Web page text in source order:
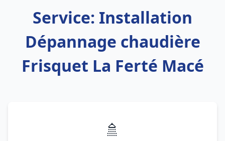
Service: Installation
Dépannage chaudière
Frisquet La Ferté Macé
🚿